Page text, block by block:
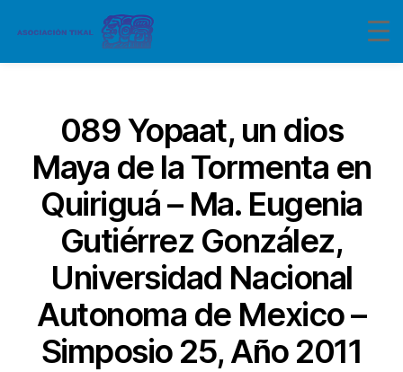
089 Yopaat, un dios
Maya de la Tormenta en
Quiriguá – Ma. Eugenia
Gutiérrez González,
Universidad Nacional
Autonoma de Mexico –
Simposio 25, Año 2011